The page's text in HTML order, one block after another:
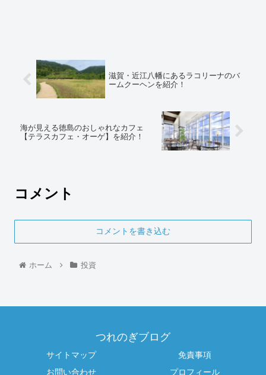
滋賀・近江八幡にあるラコリーナのバ
ームクーヘンを紹介！
海が見える徳島のおしゃれなカフェ
【テラスカフェ・オーゲ】を紹介！
コメント
コメントを書き込む
ホーム 投資
つれのぎブログ
サイトマップ
免責事項
お問い合わせ
プロフィール